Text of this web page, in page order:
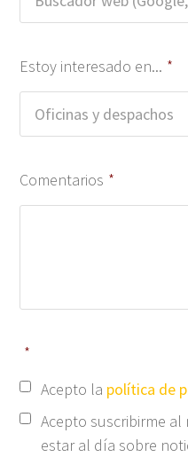
Estoy interesado en... *
Comentarios *
*
Acepto la política de
Acepto suscribirme
estar al día sobre